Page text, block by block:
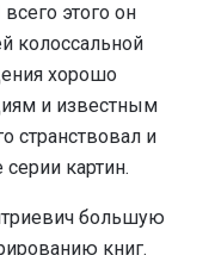
этого он
колоссальной
хорошо
и известным
странствовал и
картин.
большую
книг.